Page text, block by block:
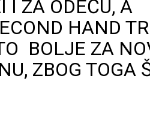
I ZA ODEĆU, A
HAND
BOLJE ZA
ZBOG TOGA